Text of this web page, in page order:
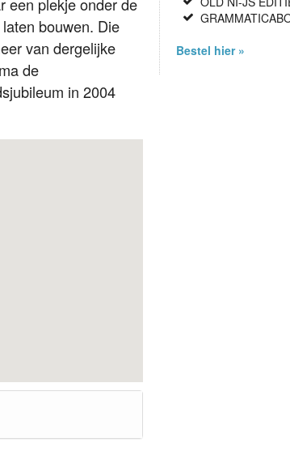
bouwen. Die
van dergelijke
de
in 2004
Bestel hier »